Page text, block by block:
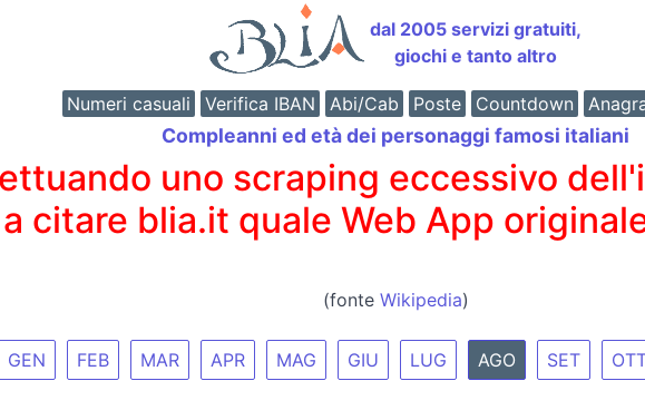
dal 2005 servizi gratuiti,
giochi e tanto altro
Numeri casuali Verifica IBAN Abi/Cab Poste Countdown
Compleanni ed età dei personaggi famosi italiani
uno scraping eccessivo
a citare blia.it quale Web App
(fonte Wikipedia)
GEN FEB MAR APR MAG GIU LUG AGO SET